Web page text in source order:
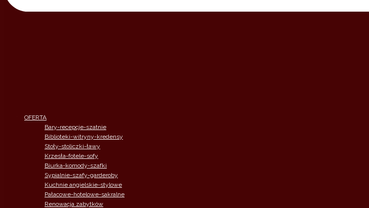
OFERTA
Bary-recepcje-szatnie
Biblioteki-witryny-kredensy
Stoły-stoliczki-ławy
Krzesła-fotele-sofy
Biurka-komody-szafki
Sypialnie-szafy-garderoby
Kuchnie angielskie-stylowe
Pałacowe-hotelowe-sakralne
Renowacja zabytków